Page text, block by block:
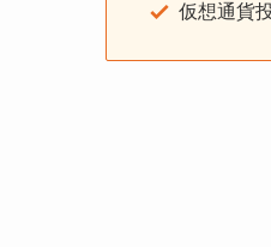
仮想通貨